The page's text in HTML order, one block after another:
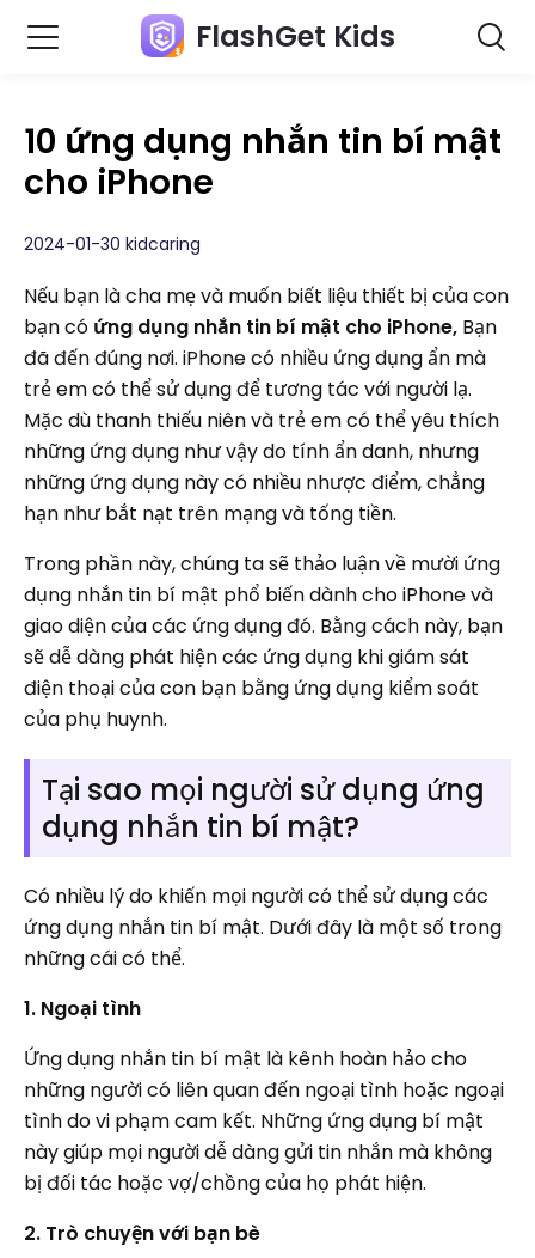
FlashGet Kids
10 ứng dụng nhắn tin bí mật
cho iPhone
2024-01-30 kidcaring
Nếu bạn là cha mẹ và muốn biết liệu thiết bị của con
bạn có ứng dụng nhắn tin bí mật cho iPhone, Bạn
đã đến đúng nơi. iPhone có nhiều ứng dụng ẩn mà
trẻ em có thể sử dụng để tương tác với người lạ.
Mặc dù thanh thiếu niên và trẻ em có thể yêu thích
những ứng dụng như vậy do tính ẩn danh, nhưng
những ứng dụng này có nhiều nhược điểm, chẳng
hạn như bắt nạt trên mạng và tống tiền.
Trong phần này, chúng ta sẽ thảo luận về mười ứng
dụng nhắn tin bí mật phổ biến dành cho iPhone và
giao diện của các ứng dụng đó. Bằng cách này, bạn
sẽ dễ dàng phát hiện các ứng dụng khi giám sát
điện thoại của con bạn bằng ứng dụng kiểm soát
của phụ huynh.
Tại sao mọi người sử dụng ứng
dụng nhắn tin bí mật?
Có nhiều lý do khiến mọi người có thể sử dụng các
ứng dụng nhắn tin bí mật. Dưới đây là một số trong
những cái có thể.
1. Ngoại tình
Ứng dụng nhắn tin bí mật là kênh hoàn hảo cho
những người có liên quan đến ngoại tình hoặc ngoại
tình do vi phạm cam kết. Những ứng dụng bí mật
này giúp mọi người dễ dàng gửi tin nhắn mà không
bị đối tác hoặc vợ/chồng của họ phát hiện.
2. Trò chuyện với bạn bè